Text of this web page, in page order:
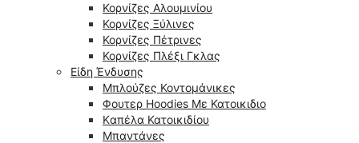
Κορνίζες Αλουμινίου
Κορνίζες Ξύλινες
Κορνίζες Πέτρινες
Κορνίζες Πλέξι Γκλας
Είδη Ένδυσης
Μπλούζες Κοντομάνικες
Φουτερ Hoodies Με Κατοικιδιο
Kαπέλα Κατοικιδίου
Μπαντάνες